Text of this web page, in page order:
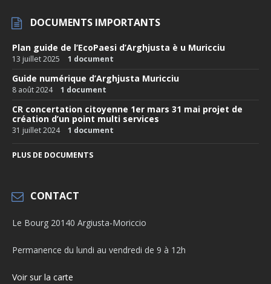
DOCUMENTS IMPORTANTS
Plan guide de l’EcoPaesi d’Arghjusta è u Muricciu
13 juillet 2025 1 document
Guide numérique d’Arghjusta Muricciu
8 août 2024 1 document
CR concertation citoyenne 1er mars 31 mai projet de
création d’un point multi services
31 juillet 2024 1 document
PLUS DE DOCUMENTS
CONTACT
Le Bourg 20140 Argiusta-Moriccio
Permanence du lundi au vendredi de 9 à 12h
Voir sur la carte